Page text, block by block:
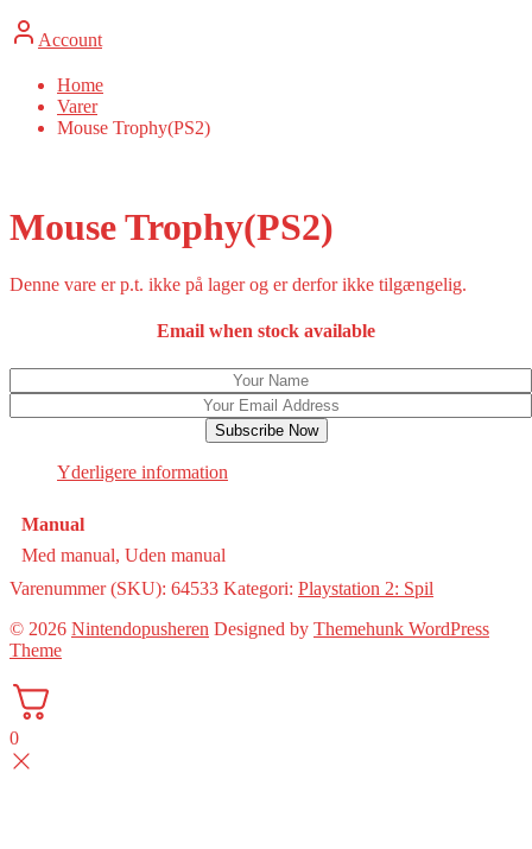
Account
Home
Varer
Mouse Trophy(PS2)
Mouse Trophy(PS2)
Denne vare er p.t. ikke på lager og er derfor ikke tilgængelig.
Email when stock available
Subscribe Now
Yderligere information
Manual
Med manual, Uden manual
Varenummer (SKU): 64533 Kategori: Playstation 2: Spil
© 2026 Nintendopusheren Designed by Themehunk WordPress
Theme
0